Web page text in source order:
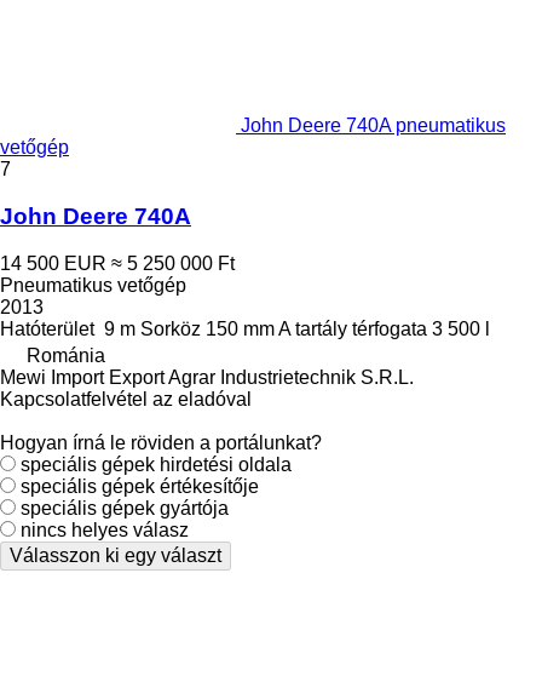
John Deere 740A pneumatikus
vetőgép
7
John Deere 740A
14 500 EUR ≈ 5 250 000 Ft
Pneumatikus vetőgép
2013
Hatóterület 9 m Sorköz 150 mmA tartály térfogata 3 500 l
Románia
Mewi Import Export Agrar Industrietechnik S.R.L.
Kapcsolatfelvétel az eladóval
Hogyan írná le röviden a portálunkat?
speciális gépek hirdetési oldala
speciális gépek értékesítője
speciális gépek gyártója
nincs helyes válasz
Válasszon ki egy választ